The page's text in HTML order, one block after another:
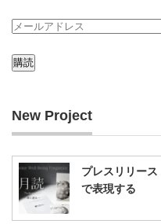
メ
ル
ド
レ
ス
New Project
プレスリリー
で表現する